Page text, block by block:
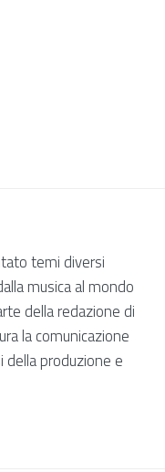
temi diversi
musica al mondo
della redazione di
la comunicazione
della produzione e